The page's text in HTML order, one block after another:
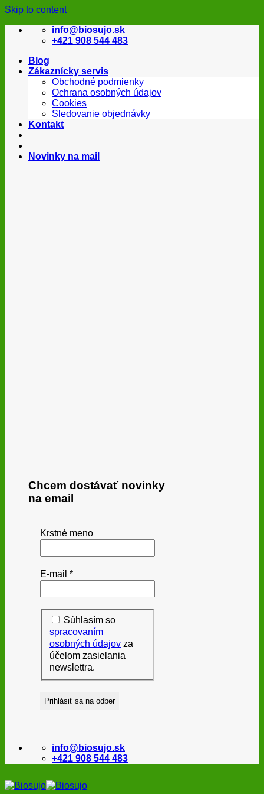
Skip to content
info@biosujo.sk
+421 908 544 483
Blog
Zákaznícky servis
Obchodné podmienky
Ochrana osobných údajov
Cookies
Sledovanie objednávky
Kontakt
Novinky na mail
Chcem dostávať novinky
na email
Krstné meno
E-mail *
Súhlasím so
spracovaním
osobných údajov za
účelom zasielania
newslettra.
info@biosujo.sk
+421 908 544 483